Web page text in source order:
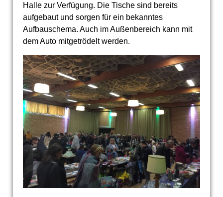
Halle zur Verfügung. Die Tische sind bereits
aufgebaut und sorgen für ein bekanntes
Aufbauschema. Auch im Außenbereich kann mit
dem Auto mitgetrödelt werden.